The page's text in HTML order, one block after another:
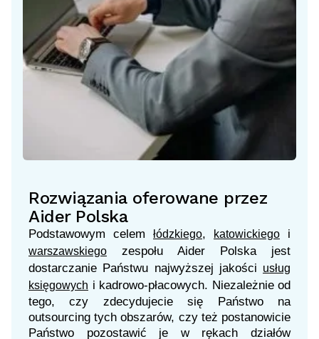
Rozwiązania oferowane przez
Aider Polska
Podstawowym celem łódzkiego, katowickiego i
warszawskiego zespołu Aider Polska jest
dostarczanie Państwu najwyższej jakości usług
księgowych i kadrowo-płacowych. Niezależnie od
tego, czy zdecydujecie się Państwo na
outsourcing tych obszarów, czy też postanowicie
Państwo pozostawić je w rękach działów